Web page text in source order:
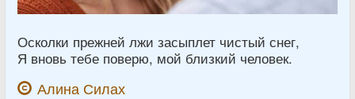
Осколки прежней лжи засыплет чистый снег,
Я вновь тебе поверю, мой близкий человек.
Алина Силах